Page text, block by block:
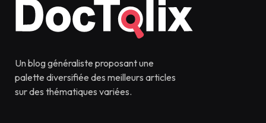
Un blog généraliste proposant une
palette diversifiée des meilleurs articles
sur des thématiques variées.